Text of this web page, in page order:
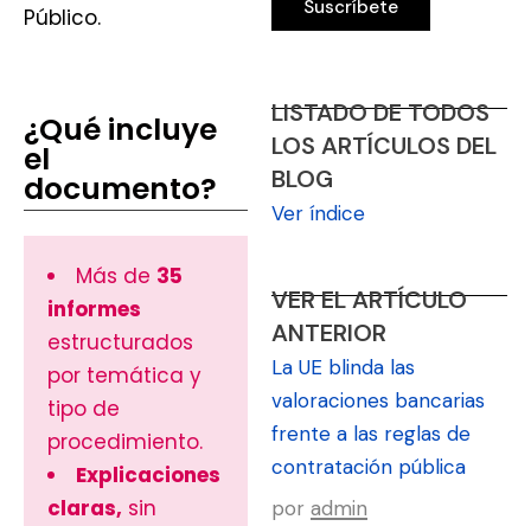
Público.
¿Qué incluye
el
documento?
Más de 35
informes
estructurados
por temática y
tipo de
procedimiento.
Explicaciones
claras, sin
LISTADO DE TODOS
LOS ARTÍCULOS DEL
BLOG
Ver índice
VER EL ARTÍCULO
ANTERIOR
La UE blinda las
valoraciones bancarias
frente a las reglas de
contratación pública
por admin